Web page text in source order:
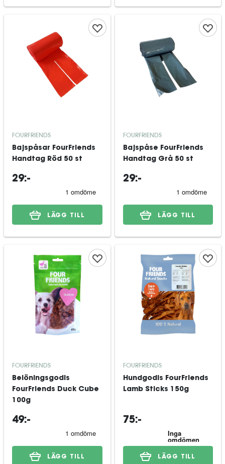
FOURFRIENDS
Bajspåsar FourFriends
Handtag Röd 50 st
29:-
LÄGG TILL
FOURFRIENDS
Bajspåse FourFriends
Handtag Grå 50 st
29:-
LÄGG TILL
FOURFRIENDS
Belöningsgodis
FourFriends Duck Cube
100g
49:-
LÄGG TILL
FOURFRIENDS
Hundgodis FourFriends
Lamb Sticks 150g
75:-
LÄGG TILL